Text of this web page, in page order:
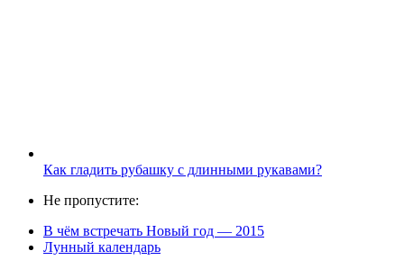
Как гладить рубашку с длинными рукавами?
Не пропустите:
В чём встречать Новый год — 2015
Лунный календарь